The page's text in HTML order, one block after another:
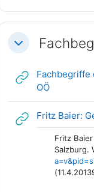
Einklappen
Fachbegriffe
OÖLink/URL
Fritz Baier:
Fritz
Salzburg.